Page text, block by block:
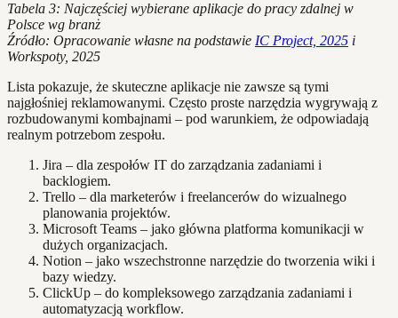
Tabela 3: Najczęściej wybierane aplikacje do pracy zdalnej w
Polsce wg branż
Źródło: Opracowanie własne na podstawie IC Project, 2025 i
Workspoty, 2025
Lista pokazuje, że skuteczne aplikacje nie zawsze są tymi
najgłośniej reklamowanymi. Często proste narzędzia wygrywają z
rozbudowanymi kombajnami – pod warunkiem, że odpowiadają
realnym potrzebom zespołu.
Jira – dla zespołów IT do zarządzania zadaniami i
backlogiem.
Trello – dla marketerów i freelancerów do wizualnego
planowania projektów.
Microsoft Teams – jako główna platforma komunikacji w
dużych organizacjach.
Notion – jako wszechstronne narzędzie do tworzenia wiki i
bazy wiedzy.
ClickUp – do kompleksowego zarządzania zadaniami i
automatyzacją workflow.